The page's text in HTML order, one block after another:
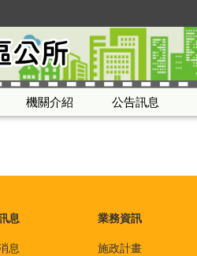
機關介紹 公告訊息
息
息
業務資訊
施政計畫